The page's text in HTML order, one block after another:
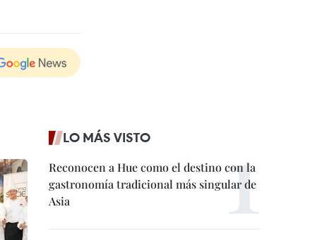
LO MÁS VISTO
Reconocen a Hue como el destino con la
gastronomía tradicional más singular de
Asia